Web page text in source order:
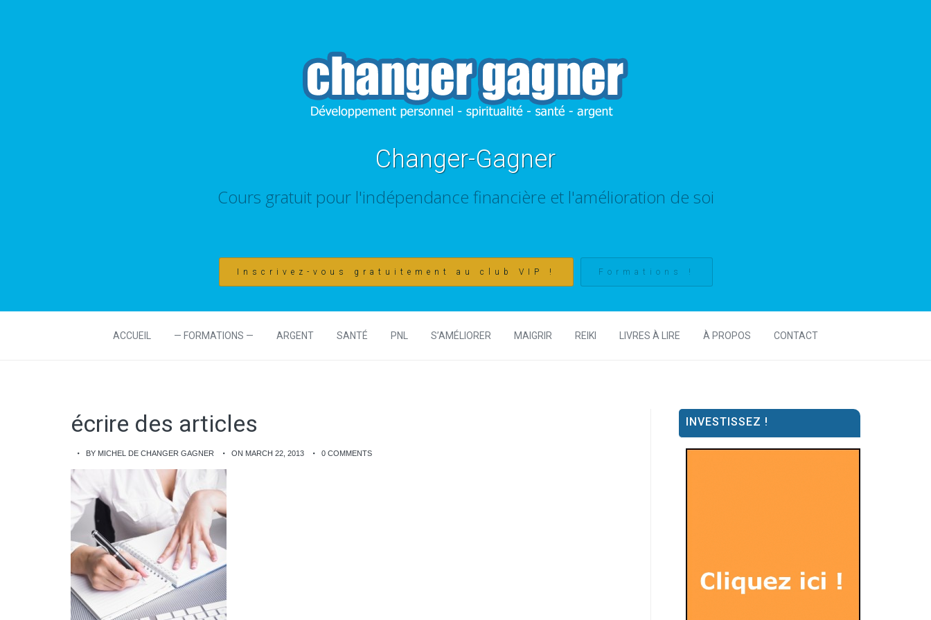
Changer-Gagner
Cours gratuit pour l'indépendance financière et l'amélioration de soi
Inscrivez-vous gratuitement au club VIP ! Formations !
ACCUEIL — FORMATIONS — ARGENT SANTÉ PNL S’AMÉLIORER MAIGRIR REIKI LIVRES À LIRE À PROPOS CONTACT
écrire des articles
BY MICHEL DE CHANGER GAGNER ON MARCH 22, 2013 0 COMMENTS
INVESTISSEZ !